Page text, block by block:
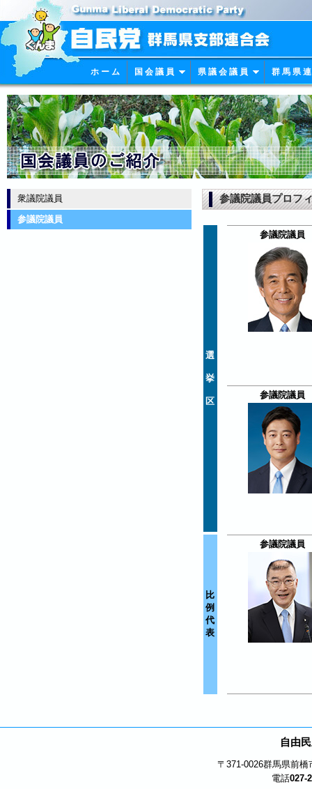
ホ ー ム 国 会 議 員 県 議 会 議 員 群 馬 県 連
衆議院議員
参議院議員
参議院議員プロフ
選
挙
区
参議院議員
参議院議員
比
例
代
表
参議院議員
自由
〒371-0026群馬県前橋
電話027-